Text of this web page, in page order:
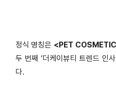
정식 명칭은 <PET
두 번째 ‘더케이뷰티 트렌드 인
다.